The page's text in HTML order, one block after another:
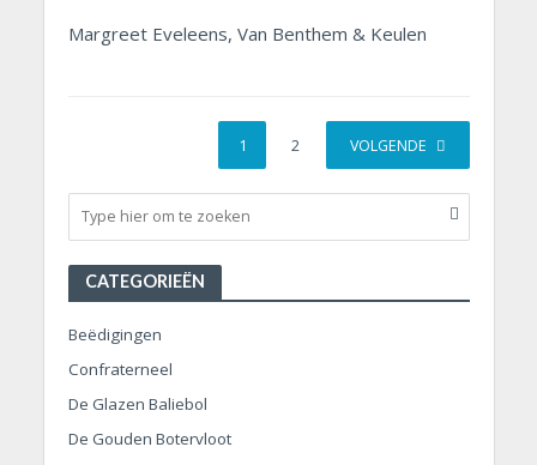
Margreet Eveleens, Van Benthem & Keulen
1 2 VOLGENDE
CATEGORIEËN
Beëdigingen
Confraterneel
De Glazen Baliebol
De Gouden Botervloot